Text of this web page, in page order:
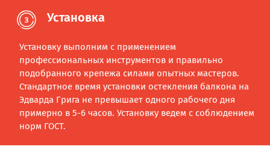
Установка
Установку выполним с применением
профессиональных инструментов и правильно
подобранного крепежа силами опытных мастеров.
Стандартное время установки остекления балкона на
Эдварда Грига не превышает одного рабочего дня
примерно в 5-6 часов. Установку ведем с соблюдением
норм ГОСТ.